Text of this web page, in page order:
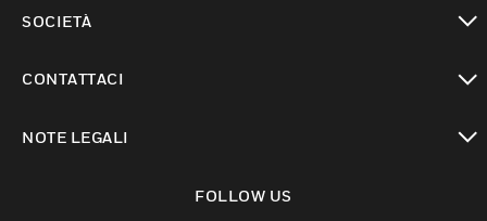
SOCIETÀ
CONTATTACI
NOTE LEGALI
FOLLOW US